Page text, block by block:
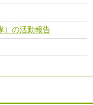
）の活動報告